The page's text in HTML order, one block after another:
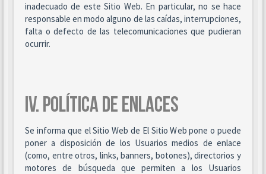
inadecuado de este Sitio Web. En particular, no se hace
responsable en modo alguno de las caídas, interrupciones,
falta o defecto de las telecomunicaciones que pudieran
ocurrir.
IV. POLÍTICA DE ENLACES
Se informa que el Sitio Web de El Sitio Web pone o puede
poner a disposición de los Usuarios medios de enlace
(como, entre otros, links, banners, botones), directorios y
motores de búsqueda que permiten a los Usuarios